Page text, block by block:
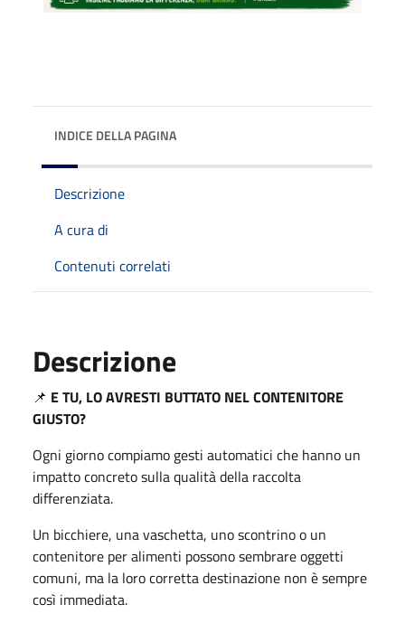
INDICE DELLA PAGINA
Descrizione
A cura di
Contenuti correlati
Descrizione
📌 E TU, LO AVRESTI BUTTATO NEL CONTENITORE
GIUSTO?
Ogni giorno compiamo gesti automatici che hanno un
impatto concreto sulla qualità della raccolta
differenziata.
Un bicchiere, una vaschetta, uno scontrino o un
contenitore per alimenti possono sembrare oggetti
comuni, ma la loro corretta destinazione non è sempre
così immediata.